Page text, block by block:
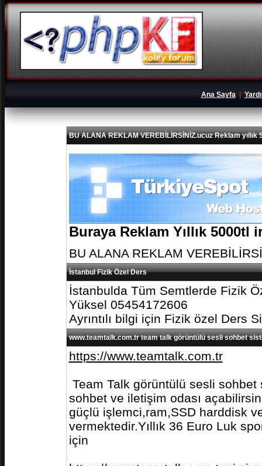
Ana Sayfa|
BU ALANA REKLAM VEREBİLİRSİNİZ.ucuz Reklam yıllık
Buraya Reklam Yıllık
BU ALANA REKLAM
İstanbul Fizik Özel Ders
İstanbulda Tüm Semtlerde Fizik
Yüksel 05454172606
Ayrıntılı bilgi için Fizik özel Ders
www.teamtalk.com.tr team talk görüntülü sesli sohbet
https://www.teamtalk.com.tr
Team Talk görüntülü sesli
sohbet ve iletişim odası
güçlü işlemci,ram,SSD harddisk
vermektedir.Yıllık 36 Euro Luk
için